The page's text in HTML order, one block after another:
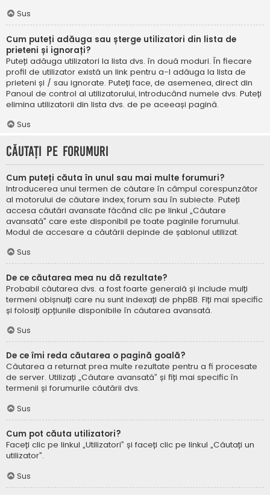
Sus
Cum puteți adăuga sau șterge utilizatori din lista de
prieteni și ignorați?
Puteți adăuga utilizatori la lista dvs. în două moduri. În fiecare
profil de utilizator există un link pentru a-l adăuga la lista de
prieteni și / sau ignorate. Puteți face, de asemenea, direct din
Panoul de control al utilizatorului, introducând numele dvs. Puteți
elimina utilizatorii din lista dvs. de pe aceeași pagină.
Sus
Căutați pe forumuri
Cum puteți căuta în unul sau mai multe forumuri?
Introducerea unui termen de căutare în câmpul corespunzător
al motorului de căutare index, forum sau în subiecte. Puteți
accesa căutări avansate făcând clic pe linkul „Căutare
avansată” care este disponibil pe toate paginile forumului.
Modul de accesare a căutării depinde de șablonul utilizat.
Sus
De ce căutarea mea nu dă rezultate?
Probabil căutarea dvs. a fost foarte generală și include mulți
termeni obișnuiți care nu sunt indexați de phpBB. Fiți mai specific
și folosiți opțiunile disponibile în căutarea avansată.
Sus
De ce îmi reda căutarea o pagină goală?
Căutarea a returnat prea multe rezultate pentru a fi procesate
de server. Utilizați „Căutare avansată” și fiți mai specific în
termenii și forumurile căutării dvs.
Sus
Cum pot căuta utilizatori?
Faceți clic pe linkul „Utilizatori” și faceți clic pe linkul „Căutați un
utilizator”.
Sus